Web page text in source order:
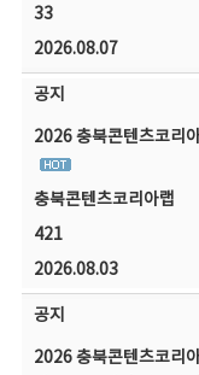
33
2026.08.07
공지
2026 충북콘텐츠코리
충북콘텐츠코리아랩
421
2026.08.03
공지
2026 충북콘텐츠코리